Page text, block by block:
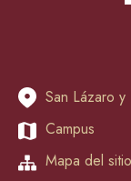
San Lázaro
Campus
Mapa del sitio